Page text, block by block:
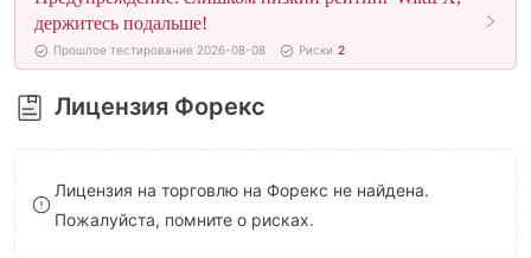
5
6
7
8
9
9
держитесь подальше!
Прошлое тестирование 2026-08-08 Риски 2
Лицензия Форекс
Лицензия на торговлю на Форекс не найдена.
Пожалуйста, помните о рисках.